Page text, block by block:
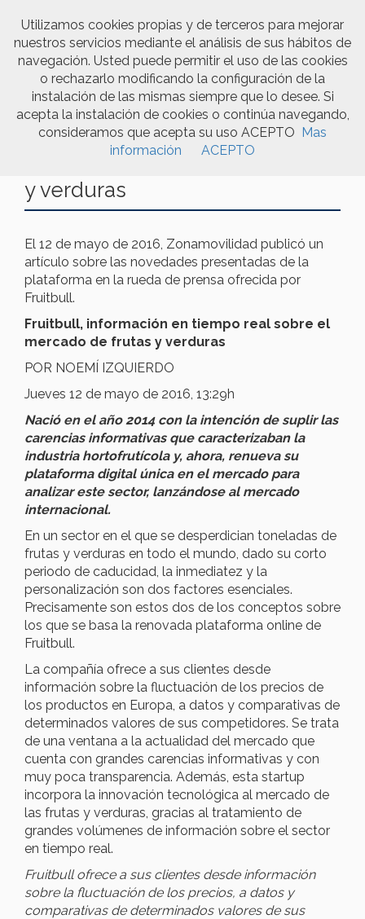
Fruitbull, información en tiempo
y verduras
El 12 de mayo de 2016, Zonamovilidad publicó un
artículo sobre las novedades presentadas de la
plataforma en la rueda de prensa ofrecida por
Fruitbull.
Fruitbull, información en tiempo real sobre el
mercado de frutas y verduras
POR NOEMÍ IZQUIERDO
Jueves 12 de mayo de 2016, 13:29h
Nació en el año 2014 con la intención de suplir las
carencias informativas que caracterizaban la
industria hortofrutícola y, ahora, renueva su
plataforma digital única en el mercado para
analizar este sector, lanzándose al mercado
internacional.
En un sector en el que se desperdician toneladas de
frutas y verduras en todo el mundo, dado su corto
periodo de caducidad, la inmediatez y la
personalización son dos factores esenciales.
Precisamente son estos dos de los conceptos sobre
los que se basa la renovada plataforma online de
Fruitbull.
La compañía ofrece a sus clientes desde
información sobre la fluctuación de los precios de
los productos en Europa, a datos y comparativas de
determinados valores de sus competidores. Se trata
de una ventana a la actualidad del mercado que
cuenta con grandes carencias informativas y con
muy poca transparencia. Además, esta startup
incorpora la innovación tecnológica al mercado de
las frutas y verduras, gracias al tratamiento de
grandes volúmenes de información sobre el sector
en tiempo real.
Fruitbull ofrece a sus clientes desde información
sobre la fluctuación de los precios, a datos y
comparativas de determinados valores de sus
Utilizamos cookies propias y de terceros para mejorar
nuestros servicios mediante el análisis de sus hábitos de
navegación. Usted puede permitir el uso de las cookies
o rechazarlo modificando la configuración de la
instalación de las mismas siempre que lo desee. Si
acepta la instalación de cookies o continúa navegando,
consideramos que acepta su uso ACEPTO Mas
información
ACEPTO